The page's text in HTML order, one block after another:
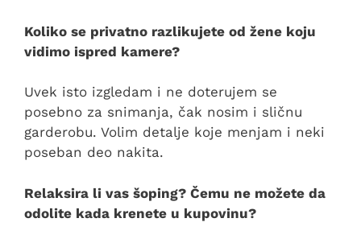
Koliko se privatno razlikujete od žene koju
vidimo ispred kamere?
Uvek isto izgledam i ne doterujem se
posebno za snimanja, čak nosim i sličnu
garderobu. Volim detalje koje menjam i neki
poseban deo nakita.
Relaksira li vas šoping? Čemu ne možete da
odolite kada krenete u kupovinu?